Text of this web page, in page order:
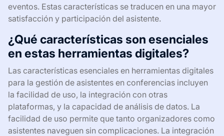
eventos. Estas características se traducen en una mayor
satisfacción y participación del asistente.
¿Qué características son esenciales
en estas herramientas digitales?
Las características esenciales en herramientas digitales
para la gestión de asistentes en conferencias incluyen
la facilidad de uso, la integración con otras
plataformas, y la capacidad de análisis de datos. La
facilidad de uso permite que tanto organizadores como
asistentes naveguen sin complicaciones. La integración